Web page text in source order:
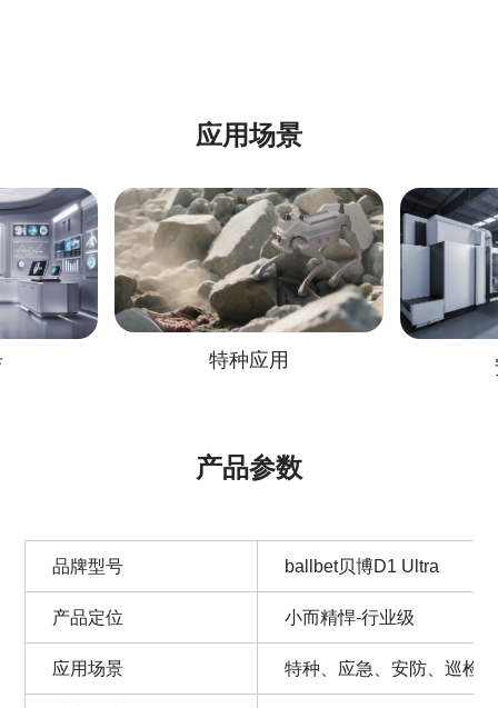
应用场景
特种应用 安防
产品参数
品牌型号 ballbet贝博D1 Ultra
产品定位 小而精悍-行业级
应用场景 特种、应急、安防、巡检